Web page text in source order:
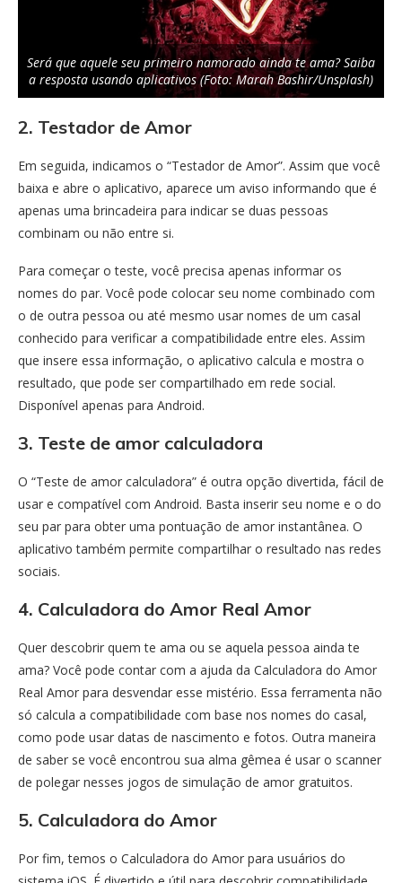
Será que aquele seu primeiro namorado ainda te ama? Saiba
a resposta usando aplicativos (Foto: Marah Bashir/Unsplash)
2. Testador de Amor
Em seguida, indicamos o “Testador de Amor”. Assim que você
baixa e abre o aplicativo, aparece um aviso informando que é
apenas uma brincadeira para indicar se duas pessoas
combinam ou não entre si.
Para começar o teste, você precisa apenas informar os
nomes do par. Você pode colocar seu nome combinado com
o de outra pessoa ou até mesmo usar nomes de um casal
conhecido para verificar a compatibilidade entre eles. Assim
que insere essa informação, o aplicativo calcula e mostra o
resultado, que pode ser compartilhado em rede social.
Disponível apenas para Android.
3. Teste de amor calculadora
O “Teste de amor calculadora” é outra opção divertida, fácil de
usar e compatível com Android. Basta inserir seu nome e o do
seu par para obter uma pontuação de amor instantânea. O
aplicativo também permite compartilhar o resultado nas redes
sociais.
4. Calculadora do Amor Real Amor
Quer descobrir quem te ama ou se aquela pessoa ainda te
ama? Você pode contar com a ajuda da Calculadora do Amor
Real Amor para desvendar esse mistério. Essa ferramenta não
só calcula a compatibilidade com base nos nomes do casal,
como pode usar datas de nascimento e fotos. Outra maneira
de saber se você encontrou sua alma gêmea é usar o scanner
de polegar nesses jogos de simulação de amor gratuitos.
5. Calculadora do Amor
Por fim, temos o Calculadora do Amor para usuários do